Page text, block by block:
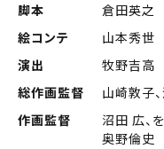
脚本
倉田英之
絵コンテ
山本秀世
演出
牧野吉高
総作画監督
山崎敦子
作画監督
沼田 広、
奥野倫史